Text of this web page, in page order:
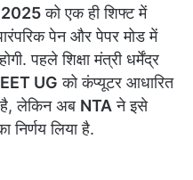
2025को एक ही शिफ्ट में
पेन और पेपर मोड में
पहले शिक्षा मंत्री धर्मेंद्र
UG को कंप्यूटर आधारित
है, लेकिन अब NTA ने इसे
लिया है.